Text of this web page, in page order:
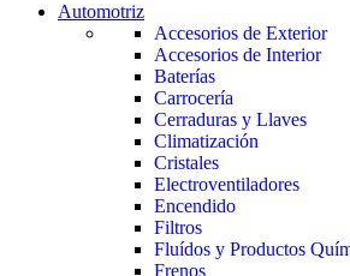
Automotriz
Accesorios de Exterior
Accesorios de Interior
Baterías
Carrocería
Cerraduras y Llaves
Climatización
Cristales
Electroventiladores
Encendido
Filtros
Fluídos y Productos
Frenos